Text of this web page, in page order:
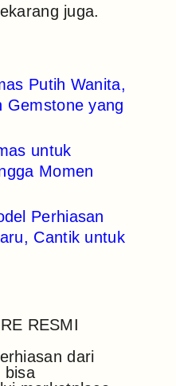
juga.
Putih Wanita,
Gemstone yang
untuk
Momen
Perhiasan
Cantik untuk
RESMI
dari
bisa